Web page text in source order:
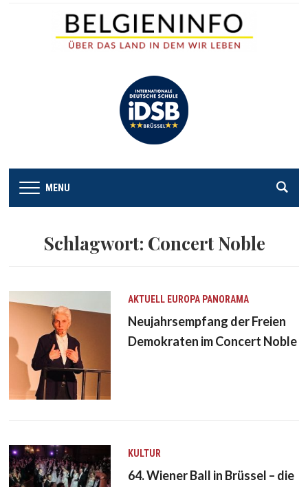
MENU
Schlagwort: Concert Noble
AKTUELL EUROPA PANORAMA
Neujahrsempfang der Freien
Demokraten im Concert Noble
KULTUR
64. Wiener Ball in Brüssel – die